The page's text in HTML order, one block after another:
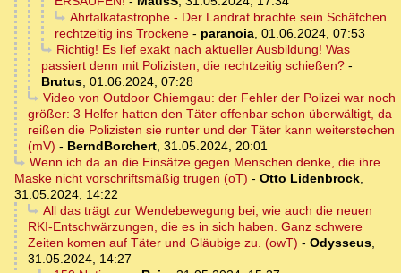
Ahrtalkatastrophe - Der Landrat brachte sein Schäfchen
rechtzeitig ins Trockene - paranoia, 01.06.2024, 07:53
Richtig! Es lief exakt nach aktueller Ausbildung! Was
passiert denn mit Polizisten, die rechtzeitig schießen? -
Brutus, 01.06.2024, 07:28
Video von Outdoor Chiemgau: der Fehler der Polizei war noch
größer: 3 Helfer hatten den Täter offenbar schon überwältigt, da
reißen die Polizisten sie runter und der Täter kann weiterstechen
(mV) - BerndBorchert, 31.05.2024, 20:01
Wenn ich da an die Einsätze gegen Menschen denke, die ihre
Maske nicht vorschriftsmäßig trugen (oT) - Otto Lidenbrock,
31.05.2024, 14:22
All das trägt zur Wendebewegung bei, wie auch die neuen
RKI-Entschwärzungen, die es in sich haben. Ganz schwere
Zeiten komen auf Täter und Gläubige zu. (owT) - Odysseus,
31.05.2024, 14:27